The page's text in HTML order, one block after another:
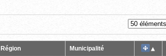
Région Municipalité